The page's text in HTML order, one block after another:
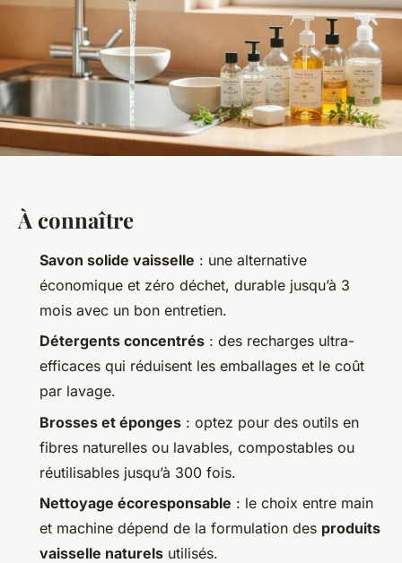
À connaître
Savon solide vaisselle : une alternative
économique et zéro déchet, durable jusqu’à 3
mois avec un bon entretien.
Détergents concentrés : des recharges ultra-
efficaces qui réduisent les emballages et le coût
par lavage.
Brosses et éponges : optez pour des outils en
fibres naturelles ou lavables, compostables ou
réutilisables jusqu’à 300 fois.
Nettoyage écoresponsable : le choix entre main
et machine dépend de la formulation des produits
vaisselle naturels utilisés.